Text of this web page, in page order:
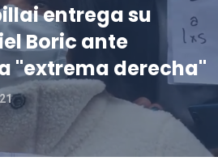
entrega su
Boric ante
"extrema derecha"